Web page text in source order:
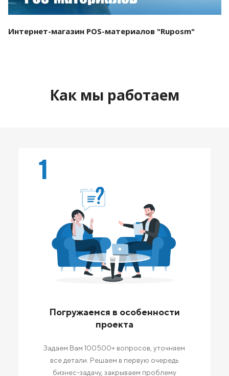
Интернет-магазин POS-материалов "Ruposm"
Как мы работаем
1
Погружаемся в особенности
проекта
Задаем Вам 100500+ вопросов, уточняем
все детали. Решаем в первую очередь
бизнес-задачу, закрываем проблему